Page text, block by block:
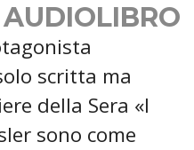
scritta ma
della Sera «I
sono come